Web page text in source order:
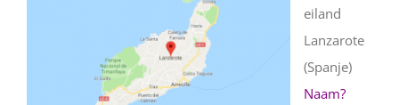
eiland
Lanzarote
(Spanje)
Naam?